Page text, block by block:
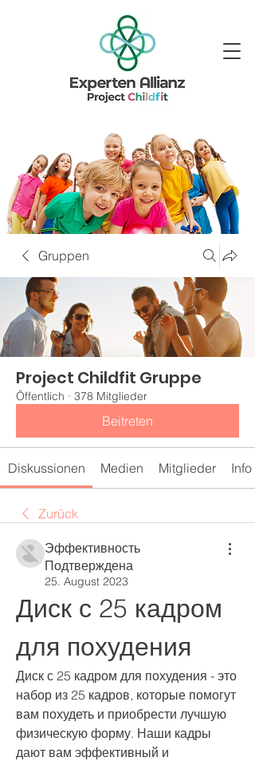
Gruppen
Project Childfit Gruppe
Öffentlich · 378 Mitglieder
Beitreten
Diskussionen Medien Mitglieder Info
Zurück
Эффективность
Подтверждена
25. August 2023
Диск с 25 кадром
для похудения
Диск с 25 кадром для похудения - это
набор из 25 кадров, которые помогут
вам похудеть и приобрести лучшую
физическую форму. Наши кадры
дают вам эффективный и